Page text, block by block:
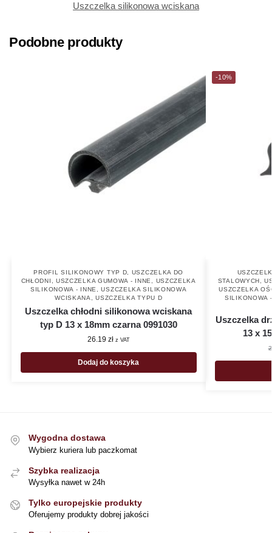
Uszczelka silikonowa wciskana
Podobne produkty
PROFIL SILIKONOWY TYP D
USZCZELKA DO
CHŁODNI
USZCZELKA GUMOWA - INNE
USZCZELKA
SILIKONOWA - INNE
,USZCZELKA SILIKONOWA
WCISKANA
,USZCZELKA TYPU D
Uszczelka chłodni silikonowa wciskana
typ D 13 x 18mm czarna 0991030
26.19 zł z VAT
Dodaj do koszyka
-10%
STALOWYCH ,
USZCZELKA
SILIKONOWA
Uszczelka
13 x
Wygodna dostawa
Wybierz kuriera lub paczkomat
Szybka realizacja
Wysyłka nawet w 24h
Tylko europejskie produkty
Oferujemy produkty dobrej jakości